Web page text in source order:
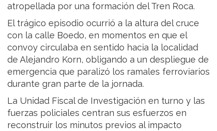
atropellada por una formación del Tren Roca.
El trágico episodio ocurrió a la altura del cruce
con la calle Boedo, en momentos en que el
convoy circulaba en sentido hacia la localidad
de Alejandro Korn, obligando a un despliegue de
emergencia que paralizó los ramales ferroviarios
durante gran parte de la jornada.
La Unidad Fiscal de Investigación en turno y las
fuerzas policiales centran sus esfuerzos en
reconstruir los minutos previos al impacto